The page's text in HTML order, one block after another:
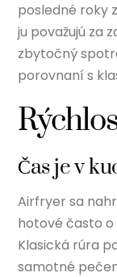
posledné roky
ju považujú za
zbytočný
porovnaní s
Čas je v
Airfryer sa
hotové často o
Klasická rúra
samotné